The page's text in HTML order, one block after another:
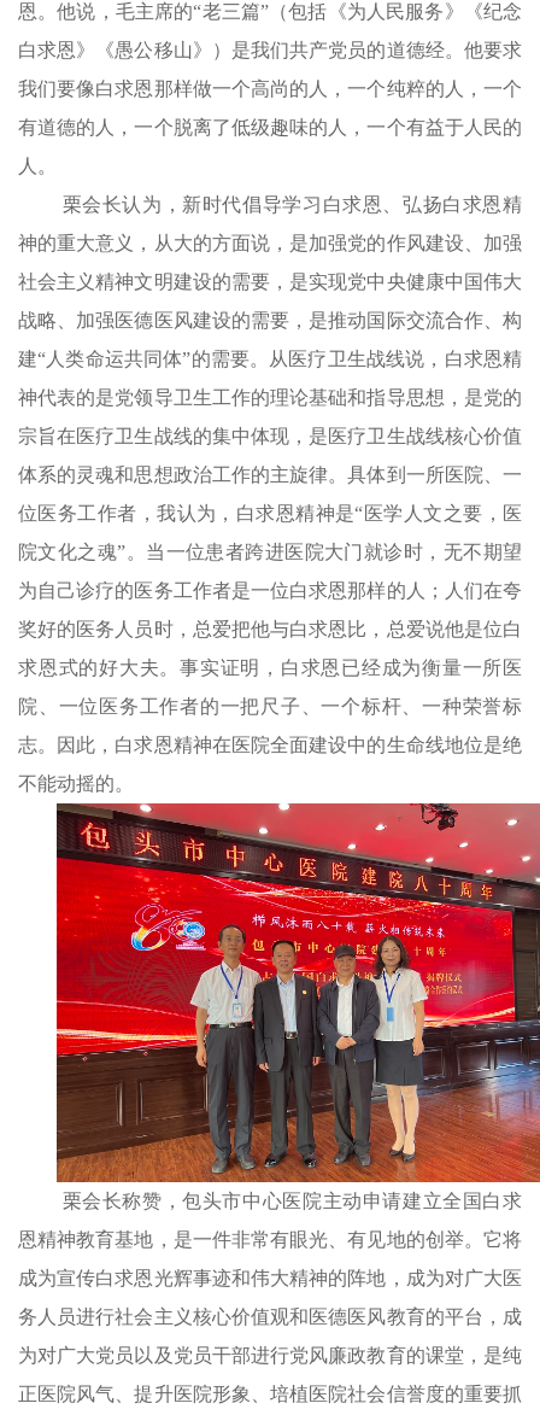
恩。他说，毛主席的“老三篇”（包括《为人民服务》《纪念
白求恩》《愚公移山》）是我们共产党员的道德经。他要求
我们要像白求恩那样做一个高尚的人，一个纯粹的人，一个
有道德的人，一个脱离了低级趣味的人，一个有益于人民的
人。
栗会长认为，新时代倡导学习白求恩、弘扬白求恩精
神的重大意义，从大的方面说，是加强党的作风建设、加强
社会主义精神文明建设的需要，是实现党中央健康中国伟大
战略、加强医德医风建设的需要，是推动国际交流合作、构
建“人类命运共同体”的需要。
从医疗卫生战线说，白求恩精
神代表的是党领导卫生工作的理论基础和指导思想，是党的
宗旨在医疗卫生战线的集中体现，是医疗卫生战线核心价值
体系的灵魂和思想政治工作的主旋律。具体到一所医院、一
位医务工作者，我认为，白求恩精神是“医学人文之要，医
院文化之魂”。当一位患者跨进医院大门就诊时，无不期望
为自己诊疗的医务工作者是一位白求恩那样的人；人们在夸
奖好的医务人员时，总爱把他与白求恩比，总爱说他是位白
求恩式的好大夫。事实证明，白求恩已经成为衡量一所医
院、一位医务工作者的一把尺子、一个标杆、一种荣誉标
志。因此，白求恩精神在医院全面建设中的生命线地位是绝
不能动摇的。
栗会长称赞 ，包头市中心医院主动申请建立全国白求
恩精神教育基地，是一件非常有眼光、有见地的创举。它将
成为宣传白求恩光辉事迹和伟大精神的阵地，成为对广大医
务人员进行社会主义核心价值观和医德医风教育的平台，成
为对广大党员以及党员干部进行党风廉政教育的课堂，是纯
正医院风气、提升医院形象、培植医院社会信誉度的重要抓